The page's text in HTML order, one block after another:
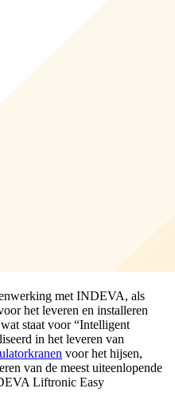
met INDEVA, als
het leveren en installeren
staat voor “Intelligent
in het leveren van
voor het hijsen,
van de meest uiteenlopende
Liftronic Easy